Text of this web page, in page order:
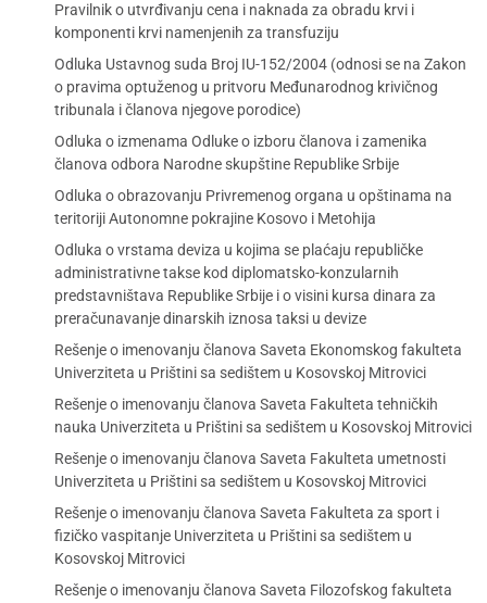
Pravilnik o utvrđivanju cena i naknada za obradu krvi i
komponenti krvi namenjenih za transfuziju
Odluka Ustavnog suda Broj IU-152/2004 (odnosi se na Zakon
o pravima optuženog u pritvoru Međunarodnog krivičnog
tribunala i članova njegove porodice)
Odluka o izmenama Odluke o izboru članova i zamenika
članova odbora Narodne skupštine Republike Srbije
Odluka o obrazovanju Privremenog organa u opštinama na
teritoriji Autonomne pokrajine Kosovo i Metohija
Odluka o vrstama deviza u kojima se plaćaju republičke
administrativne takse kod diplomatsko-konzularnih
predstavništava Republike Srbije i o visini kursa dinara za
preračunavanje dinarskih iznosa taksi u devize
Rešenje o imenovanju članova Saveta Ekonomskog fakulteta
Univerziteta u Prištini sa sedištem u Kosovskoj Mitrovici
Rešenje o imenovanju članova Saveta Fakulteta tehničkih
nauka Univerziteta u Prištini sa sedištem u Kosovskoj Mitrovici
Rešenje o imenovanju članova Saveta Fakulteta umetnosti
Univerziteta u Prištini sa sedištem u Kosovskoj Mitrovici
Rešenje o imenovanju članova Saveta Fakulteta za sport i
fizičko vaspitanje Univerziteta u Prištini sa sedištem u
Kosovskoj Mitrovici
Rešenje o imenovanju članova Saveta Filozofskog fakulteta